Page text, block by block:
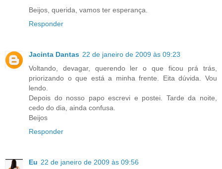
Beijos, querida, vamos ter esperança.
Responder
Jacinta Dantas 22 de janeiro de 2009 às 09:23
Voltando, devagar, querendo ler o que ficou prá trás,
priorizando o que está a minha frente. Eita dúvida. Vou
lendo.
Depois do nosso papo escrevi e postei. Tarde da noite,
cedo do dia, ainda confusa.
Beijos
Responder
Eu 22 de janeiro de 2009 às 09:56